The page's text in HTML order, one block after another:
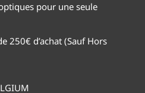
pour une seule
250€ d’achat (Sauf Hors